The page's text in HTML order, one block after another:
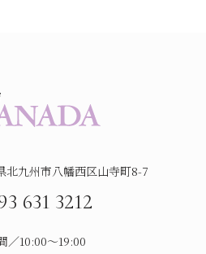
九州市八幡西区山寺町8-7
631 3212
／10:00～19:00